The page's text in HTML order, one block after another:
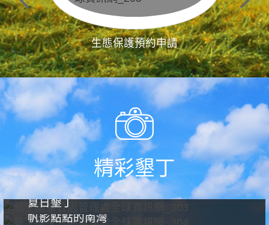
生態保護預約申請
精彩墾丁
夏日墾丁
帆影點點的南灣